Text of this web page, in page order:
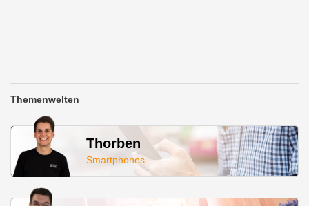
Themenwelten
Thorben
Smartphones